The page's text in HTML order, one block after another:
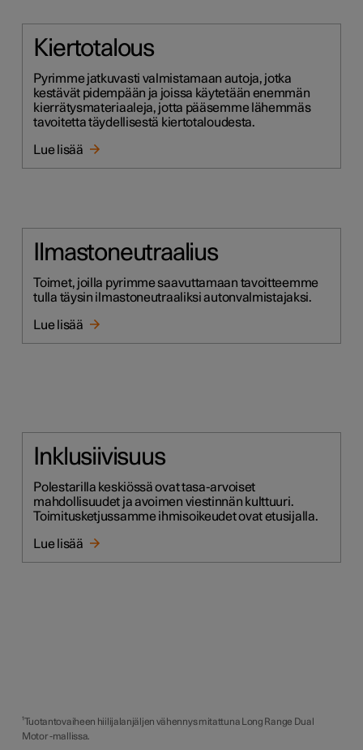
Kiertotalous
Pyrimme jatkuvasti valmistamaan autoja, jotka
kestävät pidempään ja joissa käytetään enemmän
kierrätysmateriaaleja, jotta pääsemme lähemmäs
tavoitetta täydellisestä kiertotaloudesta.
Lue lisää
Ilmastoneutraalius
Toimet, joilla pyrimme saavuttamaan tavoitteemme
tulla täysin ilmastoneutraaliksi autonvalmistajaksi.
Lue lisää
Inklusiivisuus
Polestarilla keskiössä ovat tasa-arvoiset
mahdollisuudet ja avoimen viestinnän kulttuuri.
Toimitusketjussamme ihmisoikeudet ovat etusijalla.
Lue lisää
¹Tuotantovaiheen hiilijalanjäljen vähennys mitattuna Long Range Dual
Motor -mallissa.